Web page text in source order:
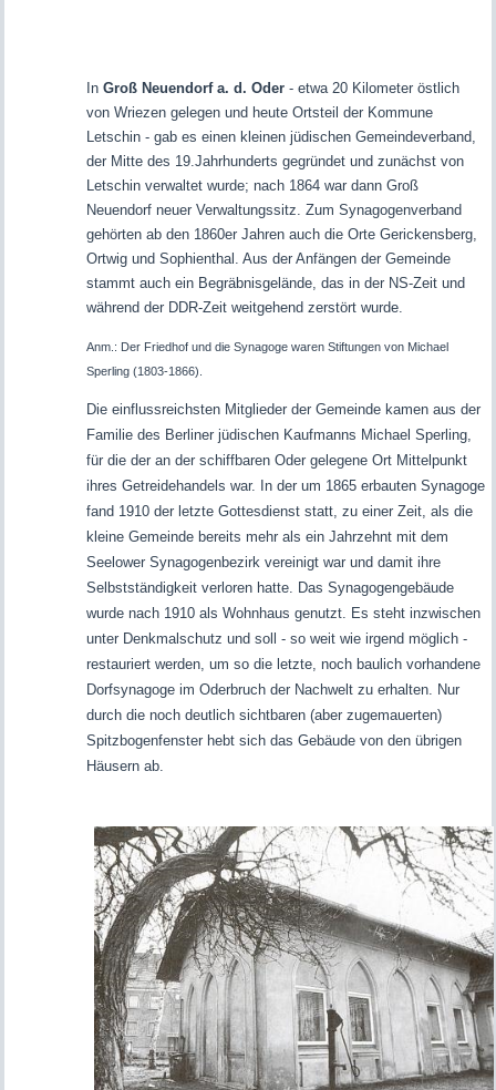
In Groß Neuendorf a. d. Oder- etwa 20 Kilometer östlich
von Wriezen gelegen und heute Ortsteil der Kommune
Letschin - gab es einen kleinen jüdischen Gemeindeverband,
der Mitte des 19.Jahrhunderts gegründet und zunächst von
Letschin verwaltet wurde; nach 1864 war dann Groß
Neuendorf neuer Verwaltungssitz. Zum Synagogenverband
gehörten ab den 1860er Jahren auch die Orte Gerickensberg,
Ortwig und Sophienthal. Aus der Anfängen der Gemeinde
stammt auch ein Begräbnisgelände, das in der NS-Zeit und
während der DDR-Zeit weitgehend zerstört wurde.
Anm.: Der Friedhof und die Synagoge waren Stiftungen von Michael
Sperling (1803-1866).
Die einflussreichsten Mitglieder der Gemeinde kamen aus der
Familie des Berliner jüdischen Kaufmanns Michael Sperling,
für die der an der schiffbaren Oder gelegene Ort Mittelpunkt
ihres Getreidehandels war. In der um 1865 erbauten Synagoge
fand 1910 der letzte Gottesdienst statt, zu einer Zeit, als die
kleine Gemeinde bereits mehr als ein Jahrzehnt mit dem
Seelower Synagogenbezirk vereinigt war und damit ihre
Selbstständigkeit verloren hatte. Das Synagogengebäude
wurde nach 1910 als Wohnhaus genutzt. Es steht inzwischen
unter Denkmalschutz und soll - so weit wie irgend möglich -
restauriert werden, um so die letzte, noch baulich vorhandene
Dorfsynagoge im Oderbruch der Nachwelt zu erhalten. Nur
durch die noch deutlich sichtbaren (aber zugemauerten)
Spitzbogenfenster hebt sich das Gebäude von den übrigen
Häusern ab.